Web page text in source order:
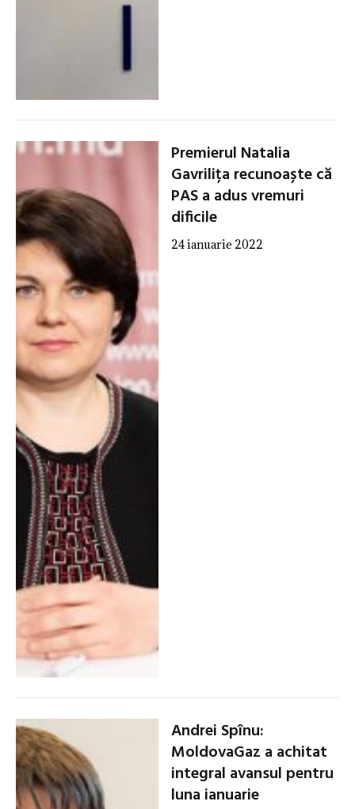
Premierul Natalia
Gavrilița recunoaște că
PAS a adus vremuri
dificile
24 ianuarie 2022
Andrei Spînu:
MoldovaGaz a achitat
integral avansul pentru
luna ianuarie